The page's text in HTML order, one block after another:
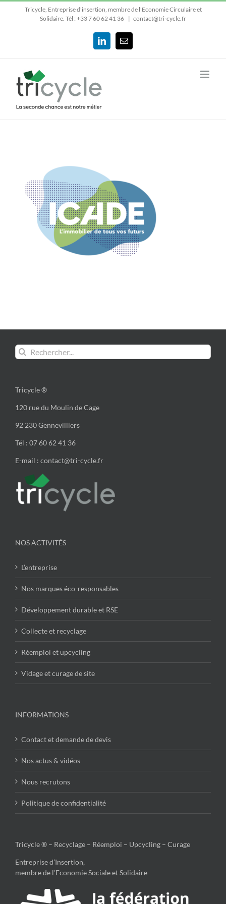
contenu
Tricycle, Entreprise d'insertion, membre de l'Economie Circulaire et
Solidaire. Tél : +33 7 60 62 41 36 | contact@tri-cycle.fr
LinkedInEmail
Rechercher:
Tricycle ®
120 rue du Moulin de Cage
92 230 Gennevilliers
Tél : 07 60 62 41 36
E-mail : contact@tri-cycle.fr
NOS ACTIVITÉS
L’entreprise
Nos marques éco-responsables
Développement durable et RSE
Collecte et recyclage
Réemploi et upcycling
Vidage et curage de site
INFORMATIONS
Contact et demande de devis
Nos actus & vidéos
Nous recrutons
Politique de confidentialité
Tricycle ® – Recyclage – Réemploi – Upcycling – Curage
Entreprise d’Insertion,
membre de l’Economie Sociale et Solidaire